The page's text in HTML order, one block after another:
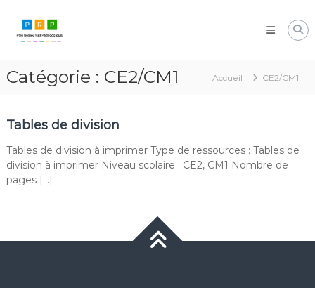
contenu
Pôle
Ressources
les
compétences
vos
Catégorie : CE2/CM1 Accueil CE2/CM1
Tables de division
Tables de division à imprimer Type de ressources : Tables de
division à imprimer Niveau scolaire : CE2, CM1 Nombre de
pages […]